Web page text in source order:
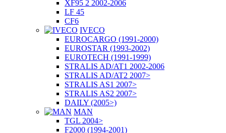
XF95 2 2002-2006
LF 45
CF6
IVECO
EUROCARGO (1991-2000)
EUROSTAR (1993-2002)
EUROTECH (1991-1999)
STRALIS AD/AT1 2002-2006
STRALIS AD/AT2 2007>
STRALIS AS1 2007>
STRALIS AS2 2007>
DAILY (2005>)
MAN
TGL 2004>
F2000 (1994-2001)